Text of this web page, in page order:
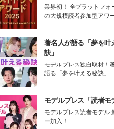
業界初！ 全プラットフォ
の大規模読者参加型アワ
著名人が語る「夢を叶
訣」
モデルプレス独自取材！
語る「夢を叶える秘訣」
モデルプレス「読者モ
モデルプレス読者モデル
ー加入！